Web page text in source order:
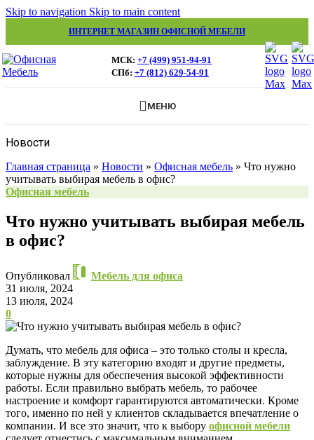
Skip to navigation Skip to main content
ИНТЕРНЕТ МАГАЗИН ОФИСНОЙ МЕБЕЛИ
МСК: +7 (499) 951-94-91
СПб: +7 (812) 629-54-91
МЕНЮ
Новости
Главная страница » Новости » Офисная мебель » Что нужно
учитывать выбирая мебель в офис?
Офисная мебель
Что нужно учитывать выбирая мебель
в офис?
Опубликовал
Мебель для офиса
31 июля, 2024
13 июля, 2024
0
Думать, что мебель для офиса – это только столы и кресла,
заблуждение. В эту категорию входят и другие предметы,
которые нужны для обеспечения высокой эффективности
работы. Если правильно выбрать мебель, то рабочее
настроение и комфорт гарантируются автоматически. Кроме
того, именно по ней у клиентов складывается впечатление о
компании. И все это значит, что к выбору офисной мебели